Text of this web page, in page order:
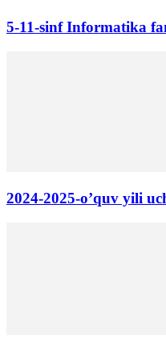
5-11-sinf Informatika
2024-2025-o’quv yili